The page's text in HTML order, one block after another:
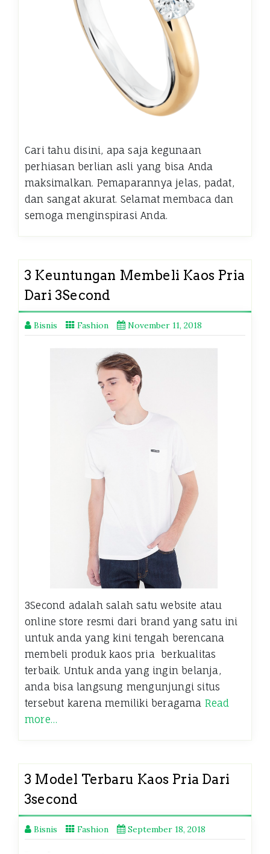
Cari tahu disini, apa saja kegunaan
perhiasan berlian asli yang bisa Anda
maksimalkan. Pemaparannya jelas, padat,
dan sangat akurat. Selamat membaca dan
semoga menginspirasi Anda.
3 Keuntungan Membeli Kaos Pria
Dari 3Second
Bisnis Fashion November 11, 2018
3Second adalah salah satu website atau
online store resmi dari brand yang satu ini
untuk anda yang kini tengah berencana
membeli produk kaos pria berkualitas
terbaik. Untuk anda yang ingin belanja,
anda bisa langsung mengunjungi situs
tersebut karena memiliki beragama Read
more…
3 Model Terbaru Kaos Pria Dari
3second
Bisnis Fashion September 18, 2018